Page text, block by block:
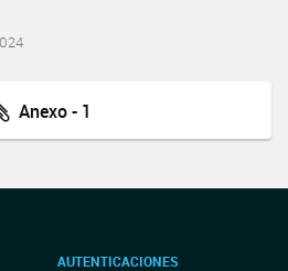
Anexo - 1
AUTENTICACIONES